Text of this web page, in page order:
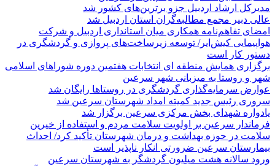
مدیرکل ارشاد اردبیل جزو برترین‌های کشور شد
عالی دبیر مجمع مطالبه‌گران استان اردبیل شد
امضای تفاهم‌نامه همکاری میان استانداری اردبیل و شرکت
هواپیمایی کیش‌ایر/ توسعه زیرساخت‌های پروازی و گردشگری در
دستور کار است
برگزاری همایش منطقه ای انتخابات هفتمین دوره شوراهای اسلامی
شهر و روستا به میزبانی شهر سرعین
عوارض سرمایه‌گذاری گردشگری در روستاها رایگان شد
سروری رئیس جدید کمیته امداد شهرستان سرعین شد
یادواره شهدای بخش مرکزی سرعین برگزار شد
فرماندار سرعین بر اولویت سلامت مردم و استفاده از خیرین
سلامت در حوزه بهداشت و درمان شهرستان تأکید کرد/ احداث
بیمارستان سرعین ضرورتی انکار ناپذیر است
ورود سالانه هشت میلیون گردشگر به شهرستان سرعین